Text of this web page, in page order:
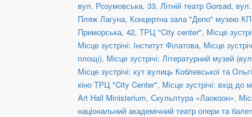
вул. Розумовська, 33, Літній театр Gorsad,
Пляж Лагуна, Концертна зала "Депо" музею
Приморська, 42, ТРЦ "City center", Місце
Місце зустрічі: Інститут Філатова, Місце
площі), Місце зустрічі: Літературний музей
Місце зустрічі: кут вулиць Коблевської та
кіно ТРЦ "City Center", Місце зустрічі: вхід до
Art Hall Ministerium, Скульптура «Лаокоон»,
національний академічний театр опери та